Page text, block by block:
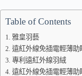
Table of Contents
雅皇羽藝
遠紅外線免插電輕薄助
專利遠紅外線羽絨
遠紅外線免插電輕薄助